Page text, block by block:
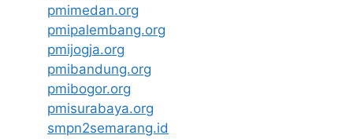
pmimedan.org
pmipalembang.org
pmijogja.org
pmibandung.org
pmibogor.org
pmisurabaya.org
smpn2semarang.id